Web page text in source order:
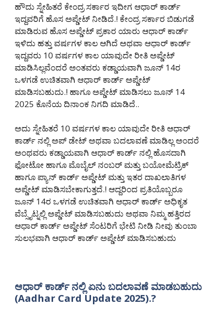
ಹೌದು ಸ್ನೇಹಿತರೆ ಕೇಂದ್ರ ಸರ್ಕಾರ ಇದೀಗ ಆಧಾರ್ ಕಾರ್ಡ್
ಇದ್ದವರಿಗೆ ಹೊಸ ಅಪ್ಡೇಟ್ ನೀಡಿದೆ.! ಕೇಂದ್ರ ಸರ್ಕಾರ ಬಿಡುಗಡೆ
ಮಾಡಿರುವ ಹೊಸ ಅಪ್ಡೇಟ್ ಪ್ರಕಾರ ಯಾರು ಆಧಾರ್ ಕಾರ್ಡ್
ಇಳಿದು ಹತ್ತು ವರ್ಷಗಳ ಕಾಲ ಆಗಿದೆ ಅಥವಾ ಆಧಾರ್ ಕಾರ್ಡ್
ಇದ್ದವರು 10 ವರ್ಷಗಳ ಕಾಲ ಯಾವುದೇ ರೀತಿ ಅಪ್ಡೇಟ್
ಮಾಡಿಸಿಲ್ಲವೆಂದರೆ ಅಂತವರು ಕಡ್ಡಾಯವಾಗಿ ಜೂನ್ 14ರ
ಒಳಗಡೆ ಉಚಿತವಾಗಿ ಆಧಾರ್ ಕಾರ್ಡ್ ಅಪ್ಡೇಟ್
ಮಾಡಿಸಬಹುದು.! ಹಾಗೂ ಅಪ್ಡೇಟ್ ಮಾಡಿಸಲು ಜೂನ್ 14
2025 ಕೊನೆಯ ದಿನಾಂಕ ನಿಗದಿ ಮಾಡಿದೆ..
ಅದು ಸ್ನೇಹಿತರೆ 10 ವರ್ಷಗಳ ಕಾಲ ಯಾವುದೇ ರೀತಿ ಆಧಾರ್
ಕಾರ್ಡ್ ನಲ್ಲಿ ಅಪ್ ಡೇಟ್ ಅಥವಾ ಬದಲಾವಣೆ ಮಾಡಿಲ್ಲ ಅಂದರೆ
ಅಂಥವರು ಕಡ್ಡಾಯವಾಗಿ ಆಧಾರ್ ಕಾರ್ಡ್ ನಲ್ಲಿ ಹೊಸದಾಗಿ
ಫೋಟೋ ಹಾಗೂ ಮೊಬೈಲ್ ನಂಬರ್ ಮತ್ತು ಬಯೋಮೆಟ್ರಿಕ್
ಹಾಗೂ ಪ್ಯಾನ್ ಕಾರ್ಡ್ ಅಪ್ಡೇಟ್ ಮತ್ತು ಇತರ ದಾಖಲಾತಿಗಳ
ಅಪ್ಡೇಟ್ ಮಾಡಿಸಬೇಕಾಗುತ್ತದೆ.! ಆದ್ದರಿಂದ ಪ್ರತಿಯೊಬ್ಬರೂ
ಜೂನ್ 14ರ ಒಳಗಡೆ ಉಚಿತವಾಗಿ ಆಧಾರ್ ಕಾರ್ಡ್ ಅಧಿಕೃತ
ವೆಬ್ಸೈಟ್ನಲ್ಲಿ ಅಪ್ಡೇಟ್ ಮಾಡಿಸಬಹುದು ಅಥವಾ ನಿಮ್ಮ ಹತ್ತಿರದ
ಆಧಾರ್ ಕಾರ್ಡ್ ಅಪ್ಡೇಟ್ ಸೆಂಟರಿಗೆ ಭೇಟಿ ನೀಡಿ ನೀವು ತುಂಬಾ
ಸುಲಭವಾಗಿ ಆಧಾರ್ ಕಾರ್ಡ್ ಅಪ್ಡೇಟ್ ಮಾಡಿಸಬಹುದು
ಆಧಾರ್ ಕಾರ್ಡ್ ನಲ್ಲಿ ಏನು ಬದಲಾವಣೆ ಮಾಡಬಹುದು
(Aadhar Card Update 2025).?